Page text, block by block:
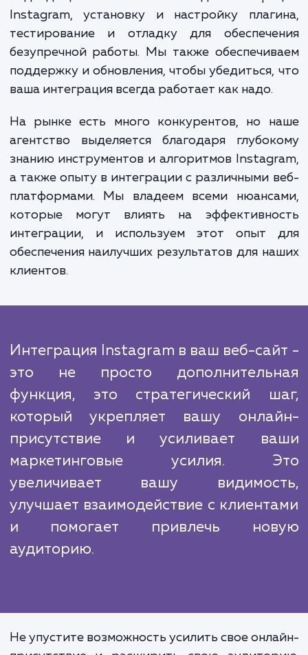
как они смогут взаимодействовать с
социальными медиа прямо на вашем сайте.
также увеличивает видимость вашего
социальных сетях и может привести к
вашего сайта.
Наш процесс работы включает анализ
потребностей и целей, выбор и
подходящего плагина или API для
Instagram, установку и настройку
тестирование и отладку для
ваша интеграция всегда работает как надо.
На рынке есть много конкурентов, но
агентство выделяется благодаря
знанию инструментов и алгоритмов
а также опыту в интеграции с различными
платформами. Мы владеем всеми
которые могут влиять на
интеграции, и используем этот опыт
обеспечения наилучших результатов для
клиентов.
функция, это стратегический